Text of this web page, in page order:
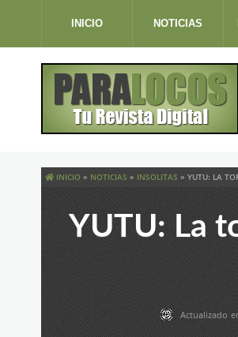
INICIO NOTICIAS
INICIO » NOTICIAS » INSOLITAS » YUTU: LA
YUTU: La
Actualizado